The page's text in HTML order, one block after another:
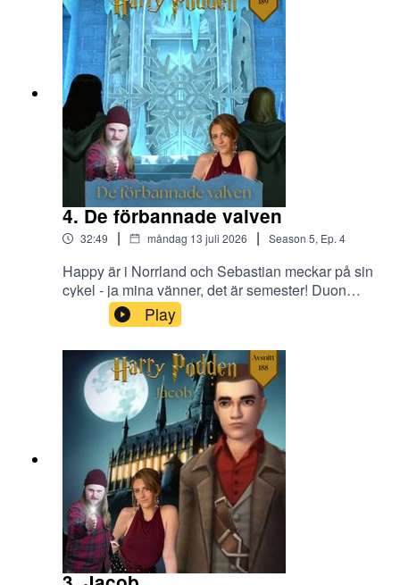
4. De förbannade valven
32:49 | måndag 13 juli 2026 | Season 5, Ep. 4
Happy är i Norrland och Sebastian meckar på sin
cykel - ja mina vänner, det är semester! Duon
bunkrar avsnitt och börjar med ett Sebbe-tungt
avsnitt om de olika förbannade valven som inte
har någon röd tråd över huvud taget...
Play